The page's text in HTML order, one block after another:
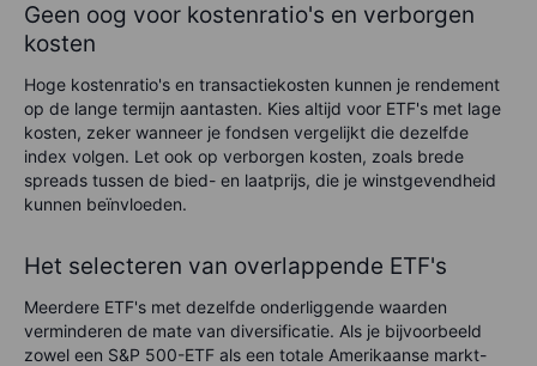
Geen oog voor kostenratio's en verborgen
kosten
Hoge kostenratio's en transactiekosten kunnen je rendement
op de lange termijn aantasten. Kies altijd voor ETF's met lage
kosten, zeker wanneer je fondsen vergelijkt die dezelfde
index volgen. Let ook op verborgen kosten, zoals brede
spreads tussen de bied- en laatprijs, die je winstgevendheid
kunnen beïnvloeden.
Het selecteren van overlappende ETF's
Meerdere ETF's met dezelfde onderliggende waarden
verminderen de mate van diversificatie. Als je bijvoorbeeld
zowel een S&P 500-ETF als een totale Amerikaanse markt-